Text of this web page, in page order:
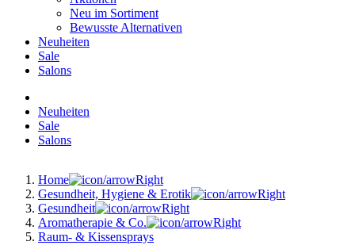
Neu im Sortiment
Bewusste Alternativen
Neuheiten
Sale
Salons
Neuheiten
Sale
Salons
Home
Gesundheit, Hygiene & Erotik
Gesundheit
Aromatherapie & Co.
Raum- & Kissensprays